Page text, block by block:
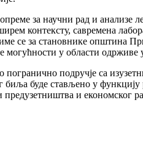
за научни рад и анализе
контексту, савремена
се за становнике општина
могућности у области одрживе
погранично подручје са
биља буде стављено у функцију
и економског